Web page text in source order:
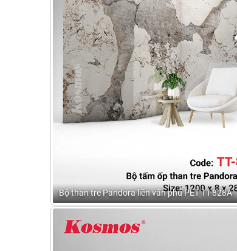
Bộ than tre Pandora liền vân phủ PET TT-828A